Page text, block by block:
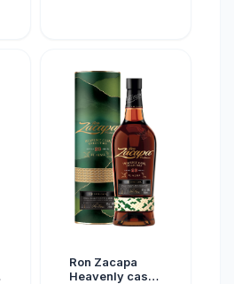
Ron Zacapa
Heavenly cask